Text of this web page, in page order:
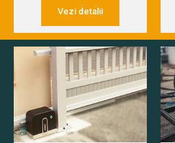
Vezi detalii